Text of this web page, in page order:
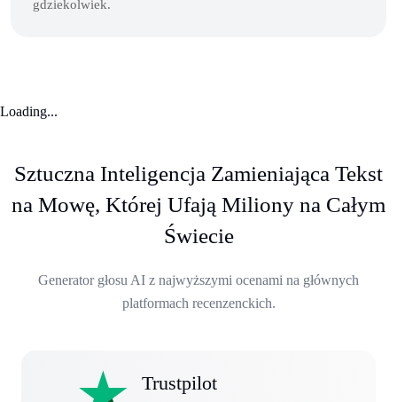
gdziekolwiek.
Loading...
Sztuczna Inteligencja Zamieniająca Tekst
na Mowę, Której Ufają Miliony na Całym
Świecie
Generator głosu AI z najwyższymi ocenami na głównych
platformach recenzenckich.
Trustpilot